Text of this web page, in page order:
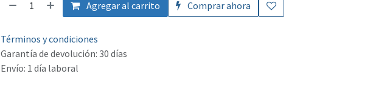
Agregar al carrito Comprar ahora
Términos y condiciones
Garantía de devolución: 30 días
Envío: 1 día laboral